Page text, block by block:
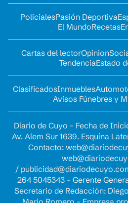
PolicialesPasión Deportiva
El MundoRecetas
Cartas del lectorOpinion
TendenciaEstado
ClasificadosInmuebles
Avisos Fúnebres y
Diario de Cuyo - Fecha de
Av. Alem Sur 1639. Esquina
Contacto:
/
264 5045343 - Gerente
Secretario de Redacción: